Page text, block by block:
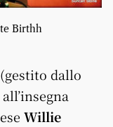
Birthh
dallo
Willie